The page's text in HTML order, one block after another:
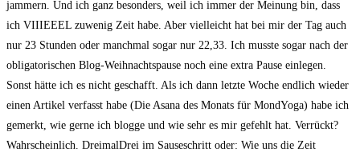
jammern. Und ich ganz besonders, weil ich immer der Meinung bin, dass
ich VIIIEEEL zuwenig Zeit habe. Aber vielleicht hat bei mir der Tag auch
nur 23 Stunden oder manchmal sogar nur 22,33. Ich musste sogar nach der
obligatorischen Blog-Weihnachtspause noch eine extra Pause einlegen.
Sonst hätte ich es nicht geschafft. Als ich dann letzte Woche endlich wieder
einen Artikel verfasst habe (Die Asana des Monats für MondYoga) habe ich
gemerkt, wie gerne ich blogge und wie sehr es mir gefehlt hat. Verrückt?
Wahrscheinlich. DreimalDrei im Sauseschritt oder: Wie uns die Zeit